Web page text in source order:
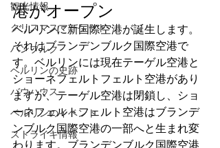
観光情報
クリスマスマーケット
ハンブルク
ベルリンの史跡
バウハウス
ベルリンのイベント
ストライキ情報
港がオープン
ベルリンに新国際空港が誕生します。
それはブランデンブルク国際空港で
す。ベルリンには現在テーゲル空港と
ショーネフェルトフェルト空港があり
ますが、テーゲル空港は閉鎖し、ショ
ーネフェルトフェルト空港はブランデ
ンブルク国際空港の一部へと生まれ変